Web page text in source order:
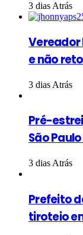
3 dias Atrás
Vereador
e não
3 dias Atrás
Pré-
São
3 dias Atrás
Prefeito
tiroteio